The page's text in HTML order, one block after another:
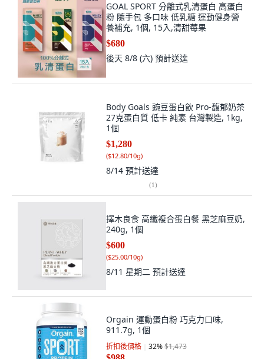
GOAL SPORT 分離式乳清蛋白 高蛋白
粉 隨手包 多口味 低乳糖 運動健身營
養補充, 1個, 15入,清甜莓果
$680
後天 8/8 (六) 預計送達
Body Goals 豌豆蛋白飲 Pro-馥郁奶茶
27克蛋白質 低卡 純素 台灣製造, 1kg,
1個
$1,280
($12.80/10g)
8/14 預計送達
(1)
擇木良食 高纖複合蛋白餐 黑芝麻豆奶,
240g, 1個
$600
($25.00/10g)
8/11 星期二 預計送達
Orgain 運動蛋白粉 巧克力口味,
911.7g, 1個
折扣後價格 32%$1,473